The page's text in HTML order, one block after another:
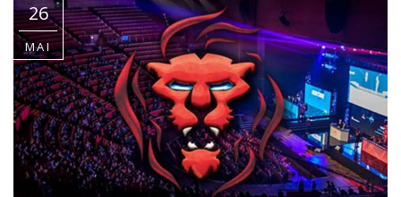
26
MAI